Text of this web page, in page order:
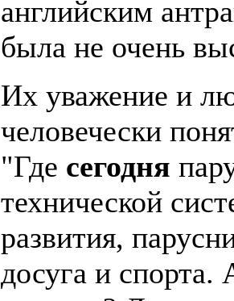
английским
была не очень
Их уважение и
человечески
"Где сегодня
технической
развития,
досуга и спорта.